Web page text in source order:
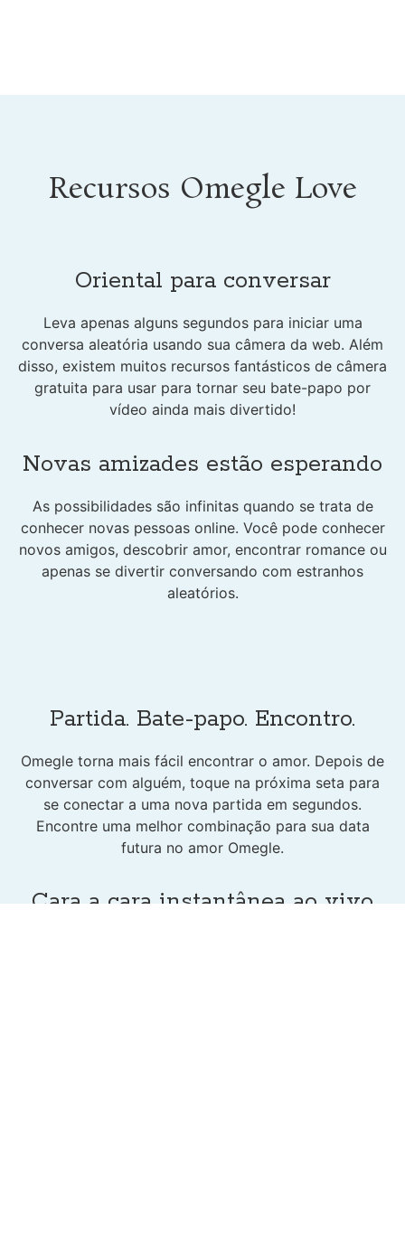
Recursos Omegle Love
Oriental para conversar
Leva apenas alguns segundos para iniciar uma
conversa aleatória usando sua câmera da web. Além
disso, existem muitos recursos fantásticos de câmera
gratuita para usar para tornar seu bate-papo por
vídeo ainda mais divertido!
Novas amizades estão esperando
As possibilidades são infinitas quando se trata de
conhecer novas pessoas online. Você pode conhecer
novos amigos, descobrir amor, encontrar romance ou
apenas se divertir conversando com estranhos
aleatórios.
Partida. Bate-papo. Encontro.
Omegle torna mais fácil encontrar o amor. Depois de
conversar com alguém, toque na próxima seta para
se conectar a uma nova partida em segundos.
Encontre uma melhor combinação para sua data
futura no amor Omegle.
Cara a cara instantânea ao vivo